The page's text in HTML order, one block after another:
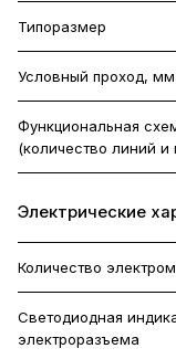
Типоразмер
Условный проход, мм
Функциональная
(количество линий и
Электрические
Количество
Светодиодная
электроразъема